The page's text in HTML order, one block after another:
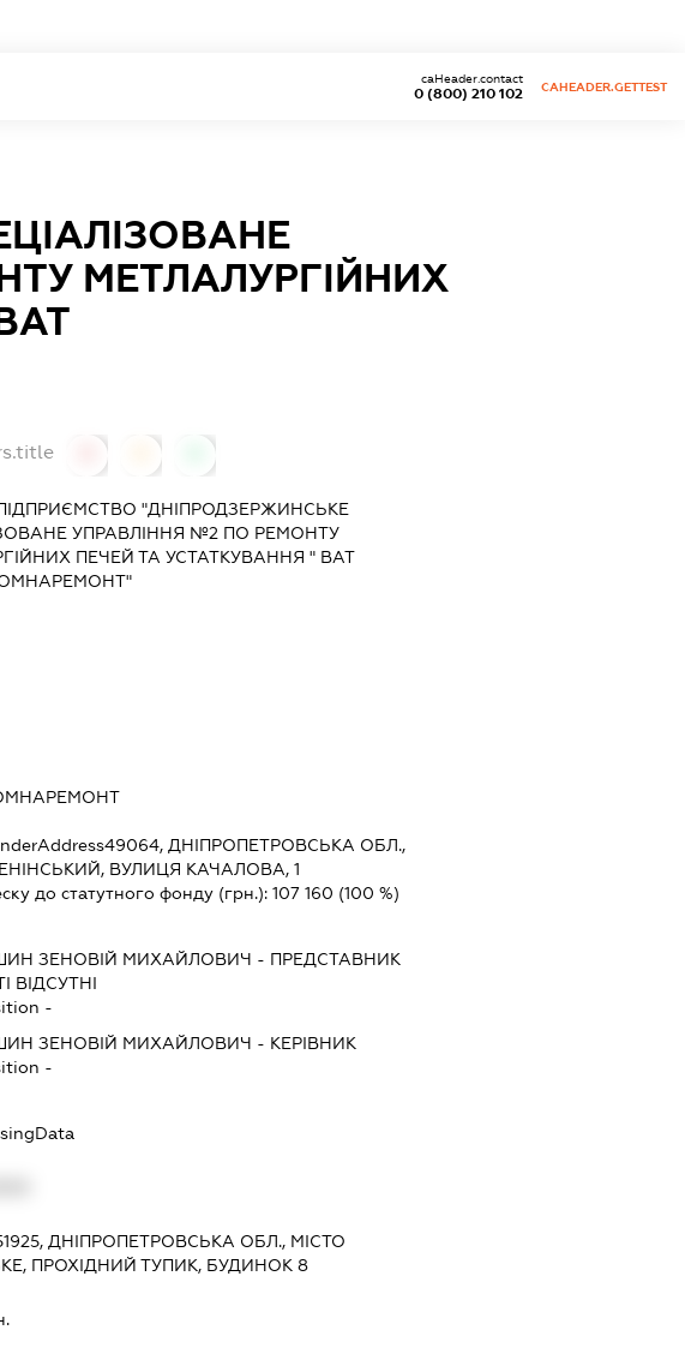
0 (800) 210 102
caHeader.contact
CAHEADER.GETTEST
МЕТЛАЛУРГІЙНИХ
"ДНІПРОДЗЕРЖИНСЬКЕ
УПРАВЛІННЯ №2 ПО РЕМОНТУ
ПЕЧЕЙ ТА УСТАТКУВАННЯ " ВАТ
49064, ДНІПРОПЕТРОВСЬКА ОБЛ.,
ВУЛИЦЯ КАЧАЛОВА, 1
до статутного фонду (грн.): 107 160 (100 %)
ЗЕНОВІЙ МИХАЙЛОВИЧ - ПРЕДСТАВНИК
ВІДСУТНІ
-
ЗЕНОВІЙ МИХАЙЛОВИЧ - КЕРІВНИК
-
ДНІПРОПЕТРОВСЬКА ОБЛ., МІСТО
ПРОХІДНИЙ ТУПИК, БУДИНОК 8